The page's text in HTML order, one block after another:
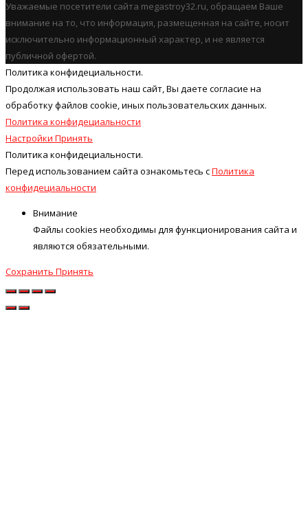
Уважаемые посетители сайта megastroy32.ru, обращаем Ваше
внимание на то, что информация, размещенная на сайте, носит
исключительно информационный характер, и не является
публичной офертой.
Политика конфидециальности.
Продолжая использовать наш cайт, Вы даете согласие на
обработку файлов cookie, иных пользовательских данных.
Политика конфидециальности
Настройки Принять
Политика конфидециальности.
Перед использованием сайта ознакомьтесь сПолитика
конфидециальности
Внимание
Файлы cookies необходимы для функционирования сайта и
являются обязательными.
Сохранить Принять